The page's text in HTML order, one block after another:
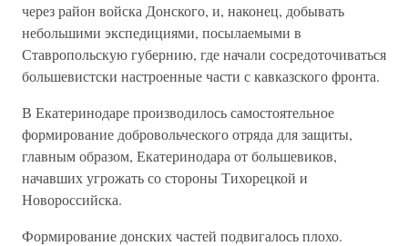
через район войска Донского, и, наконец, добывать
небольшими экспедициями, посылаемыми в
Ставропольскую губернию, где начали сосредоточиваться
большевистски настроенные части с кавказского фронта.
В Екатеринодаре производилось самостоятельное
формирование добровольческого отряда для защиты,
главным образом, Екатеринодара от большевиков,
начавших угрожать со стороны Тихорецкой и
Новороссийска.
Формирование донских частей подвигалось плохо.